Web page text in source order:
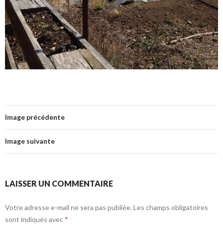
Image précédente
Image suivante
LAISSER UN COMMENTAIRE
Votre adresse e-mail ne sera pas publiée. Les champs obligatoires
sont indiqués avec *